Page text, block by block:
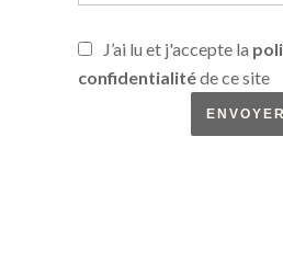
J’ai lu et j'accepte la
confidentialitéde ce site
ENVOYER